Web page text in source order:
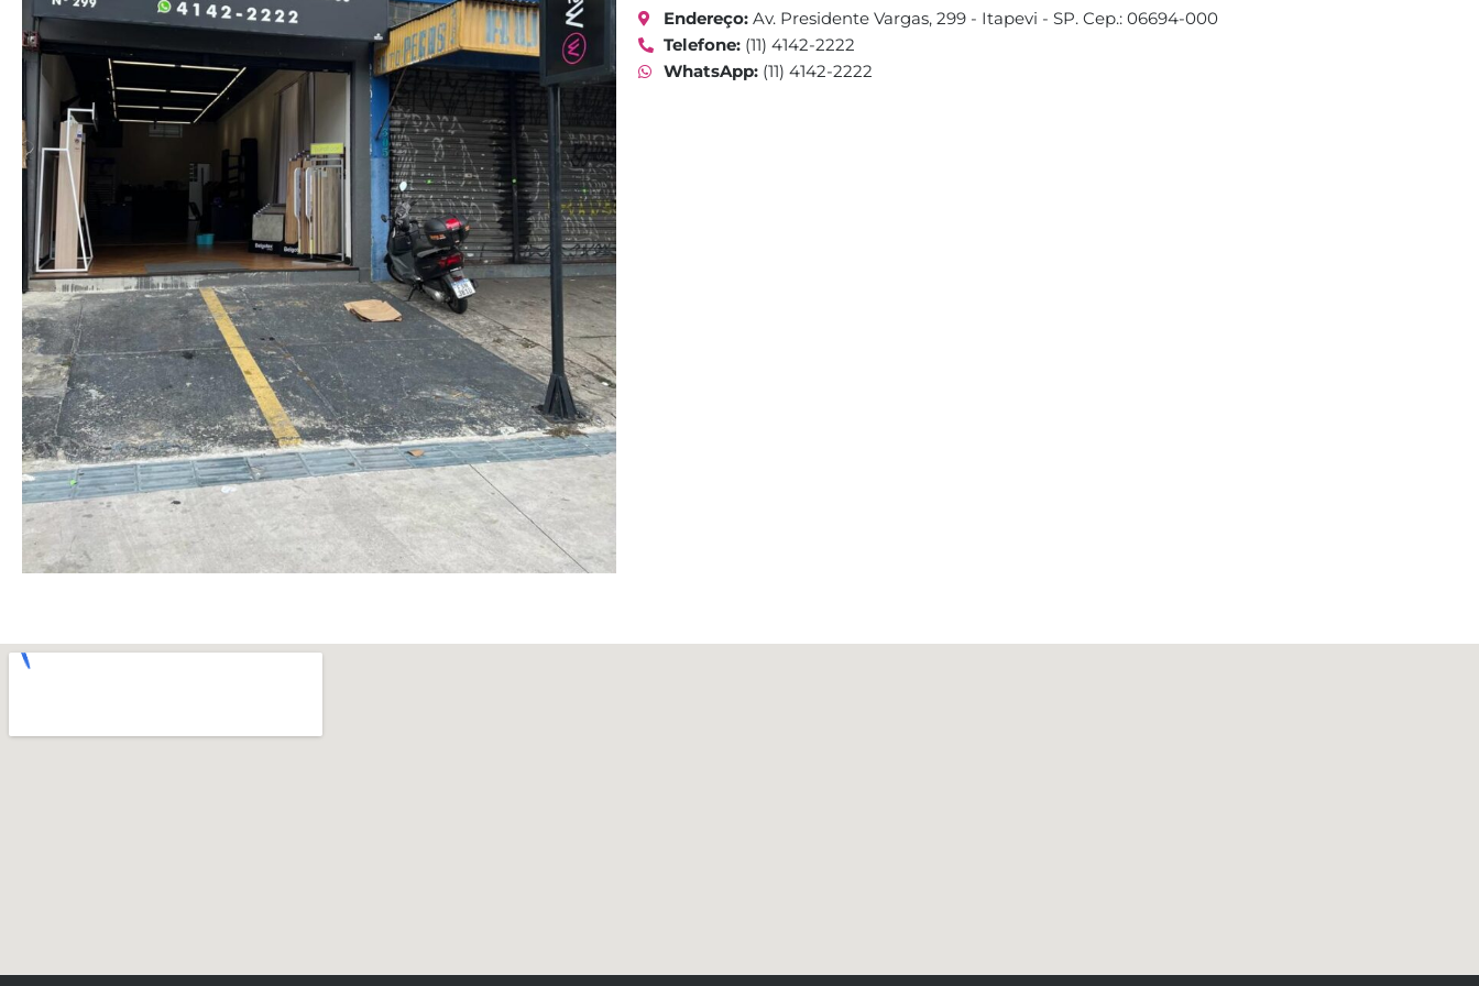
Endereço:Av. Presidente Vargas, 299 - Itapevi - SP. Cep.: 06694-000
Telefone:(11) 4142-2222
WhatsApp:(11) 4142-2222